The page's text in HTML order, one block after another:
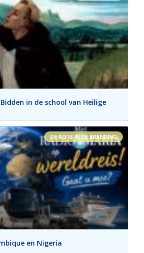
in de school van Heilige
DE ROTS IN DE BRANDING
en Nigeria